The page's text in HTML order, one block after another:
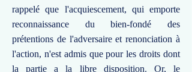
rappelé que l'acquiescement, qui emporte
reconnaissance du bien-fondé des
prétentions de l'adversaire et renonciation à
l'action, n'est admis que pour les droits dont
la partie a la libre disposition. Or, le